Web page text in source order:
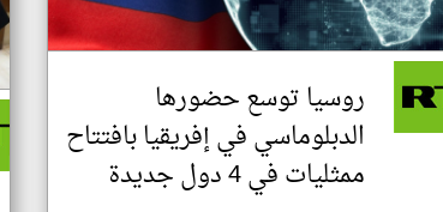
روسيا توسع حضورها
الدبلوماسي في إفريقيا بافتتاح
ممثليات في 4 دول جديدة